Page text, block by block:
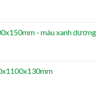
- màu xanh dương